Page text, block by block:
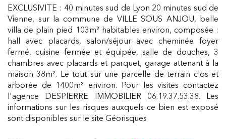
EXCLUSIVITE : 40 minutes sud de Lyon 20 minutes sud de
Vienne, sur la commune de VILLE SOUS ANJOU, belle
villa de plain pied 103m² habitables environ, composée :
hall avec placards, salon/séjour avec cheminée foyer
fermé, cuisine fermée et équipée, salle de douches, 3
chambres avec placards et parquet, garage attenant à la
maison 38m². Le tout sur une parcelle de terrain clos et
arborée de 1400m² environ. Pour les visites contactez
l'agence DESPIERRE IMMOBILIER 06.19.37.53.38. Les
informations sur les risques auxquels ce bien est exposé
sont disponibles sur le site Géorisques